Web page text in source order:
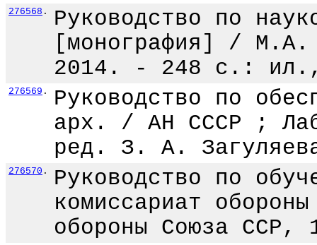
276568 .
Руководство по
[монография] /
2014. - 248 с.:
276569 .
Руководство по
арх. / АН СССР ;
ред. З. А.
276570 .
Руководство по
комиссариат
обороны Союза